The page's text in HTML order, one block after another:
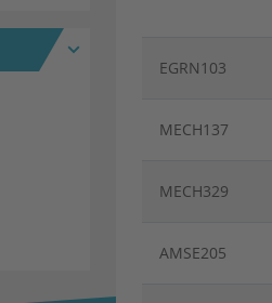
EGRN103
MECH137
MECH329
AMSE205